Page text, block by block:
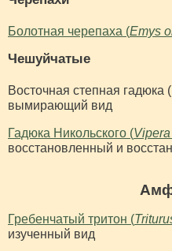
Болотная черепаха (Emys
Чешуйчатые
Восточная степная гадюка (
вымирающий вид
Гадюка Никольского (
восстановленный и
Гребенчатый тритон (
изученный вид